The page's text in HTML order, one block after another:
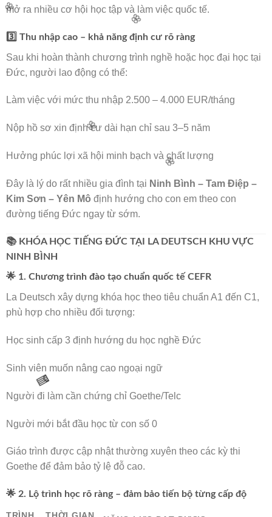
🧧
🌸
🌸
mở ra nhiều cơ hội học tập và làm việc quốc tế.
3️⃣ Thu nhập cao – khả năng định cư rõ ràng
Sau khi hoàn thành chương trình nghề hoặc học đại học tại
Đức, người lao động có thể:
Làm việc với mức thu nhập 2.500 – 4.000 EUR/tháng
Nộp hồ sơ xin định cư dài hạn chỉ sau 3–5 năm
Hưởng phúc lợi xã hội minh bạch và chất lượng
Đây là lý do rất nhiều gia đình tại Ninh Bình – Tam Điệp –
Kim Sơn – Yên Mô định hướng cho con em theo con
đường tiếng Đức ngay từ sớm.
📚 KHÓA HỌC TIẾNG ĐỨC TẠI LA DEUTSCH KHU VỰC
NINH BÌNH
🌟 1. Chương trình đào tạo chuẩn quốc tế CEFR
La Deutsch xây dựng khóa học theo tiêu chuẩn A1 đến C1,
phù hợp cho nhiều đối tượng:
Học sinh cấp 3 định hướng du học nghề Đức
Sinh viên muốn nâng cao ngoại ngữ
Người đi làm cần chứng chỉ Goethe/Telc
Người mới bắt đầu học từ con số 0
Giáo trình được cập nhật thường xuyên theo các kỳ thi
Goethe để đảm bảo tỷ lệ đỗ cao.
🌟 2. Lộ trình học rõ ràng – đảm bảo tiến bộ từng cấp độ